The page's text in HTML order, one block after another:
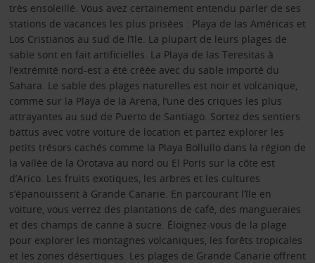
très ensoleillé. Vous avez certainement entendu parler de ses
stations de vacances les plus prisées : Playa de las Américas et
Los Cristianos au sud de l’île. La plupart de leurs plages de
sable sont en fait artificielles. La Playa de las Teresitas à
l’extrémité nord-est a été créée avec du sable importé du
Sahara. Le sable des plages naturelles est noir et volcanique,
comme sur la Playa de la Arena, l’une des criques les plus
attrayantes au sud de Puerto de Santiago. Sortez des sentiers
battus avec votre voiture de location et partez explorer les
petits trésors cachés comme la Playa Bollullo dans la région de
la vallée de la Orotava au nord ou El Porís sur la côte est
d’Arico. Les fruits exotiques, les arbres et les cultures
s’épanouissent à Grande Canarie. En parcourant l’île en
voiture, vous verrez des plantations de café, des mangueraies
et des champs de canne à sucre. Éloignez-vous de la plage
pour explorer les montagnes volcaniques, les forêts tropicales
et les zones désertiques. Les plages de Grande Canarie offrent